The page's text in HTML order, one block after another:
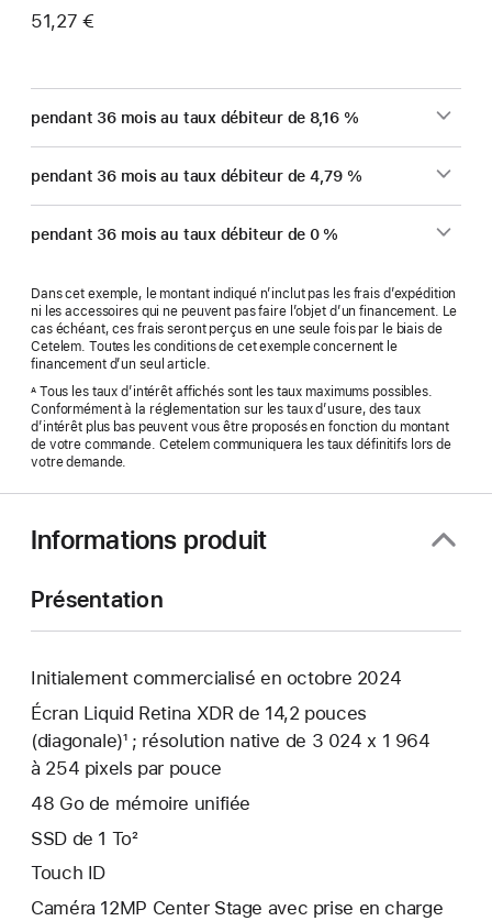
51,27 €
pendant 36 mois au taux débiteur de 8,16 %
pendant 36 mois au taux débiteur de 4,79 %
pendant 36 mois au taux débiteur de 0 %
Dans cet exemple, le montant indiqué n’inclut pas les frais d’expédition
ni les accessoires qui ne peuvent pas faire l’objet d’un financement. Le
cas échéant, ces frais seront perçus en une seule fois par le biais de
Cetelem. Toutes les conditions de cet exemple concernent le
financement d’un seul article.
ATous les taux d’intérêt affichés sont les taux maximums possibles.
Conformément à la réglementation sur les taux d’usure, des taux
d’intérêt plus bas peuvent vous être proposés en fonction du montant
de votre commande. Cetelem communiquera les taux définitifs lors de
votre demande.
Informations produit
Présentation
Initialement commercialisé en octobre 2024
Écran Liquid Retina XDR de 14,2 pouces
(diagonale)¹ ; résolution native de 3 024 x 1 964
à 254 pixels par pouce
48 Go de mémoire unifiée
SSD de 1 To²
Touch ID
Caméra 12MP Center Stage avec prise en charge